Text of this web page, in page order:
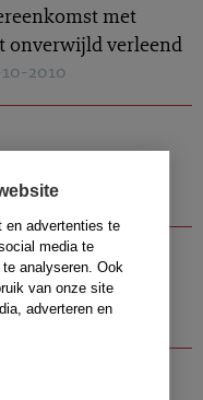
en advertenties te
media te
analyseren. Ook
van onze site
adverteren en
met
onverwijld verleend
10-2010
de nacht
10-10-2010
teerzanden